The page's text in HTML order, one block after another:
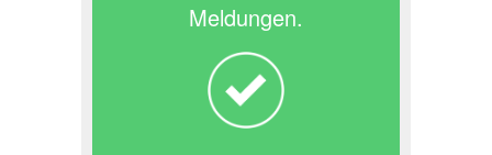
Meldungen.